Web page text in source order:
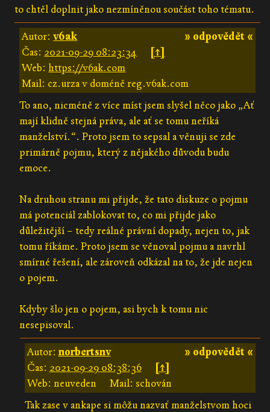
to chtěl doplnit jako nezmíněnou součást toho tématu.
» odpovědět «
Autor:v6ak
Čas: 2021-09-29 08:23:34
[↑]
Web:https://v6ak.com
Mail: cz.urza v doméně reg.v6ak.com
To ano, nicméně z více míst jsem slyšel něco jako „Ať
mají klidně stejná práva, ale ať se tomu neříká
manželství.“. Proto jsem to sepsal a věnuji se zde
primárně pojmu, který z nějakého důvodu budu
emoce.
Na druhou stranu mi přijde, že tato diskuze o pojmu
má potenciál zablokovat to, co mi přijde jako
důležitější – tedy reálné právní dopady, nejen to, jak
tomu říkáme. Proto jsem se věnoval pojmu a navrhl
smírné řešení, ale zároveň odkázal na to, že jde nejen
o pojem.
Kdyby šlo jen o pojem, asi bych k tomu nic
nesepisoval.
» odpovědět «
Autor:norbertsnv
Čas: 2021-09-29 08:38:36
[↑]
Web: neuveden
Mail: schován
Tak zase v ankape si môžu nazvať manželstvom hoci